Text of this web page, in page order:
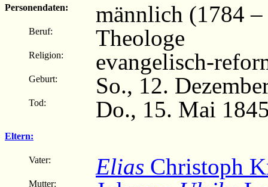
Personendaten:
männlich (1784
Beruf: Theologe
Religion: evangelisch-
Geburt: So., 12.
Tod: Do., 15. Mai
Eltern:
Vater: Elias Christoph
Mutter: